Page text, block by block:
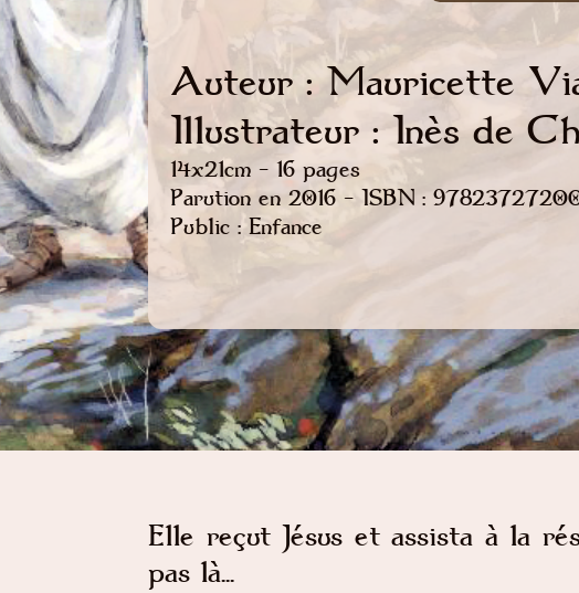
Auteur : Mauricette
Illustrateur : Inès de
14x21cm - 16 pages
Parution en 2016 - ISBN :
Public : Enfance
Elle reçut Jésus et assista à la
pas là...